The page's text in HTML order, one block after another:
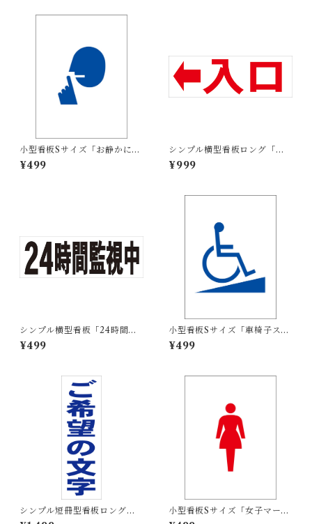
小型看板Sサイズ「お静かにマ
ーク（青）」 屋外可【その
他・マーク】
¥499
シンプル横型看板ロング「入
口 左矢印(赤)」【駐車場】屋
外可
¥999
シンプル横型看板「24時間監
視中(黒)」【防犯・防災】屋外
可
¥499
小型看板Sサイズ「車椅子スロ
ープマーク（青）」 屋外可
【その他・マーク】
¥499
シンプル短冊型看板ロング
「ご希望の文字（青）」【オ
小型看板Sサイズ「女子マーク
（赤）」 屋外可【その他・マ